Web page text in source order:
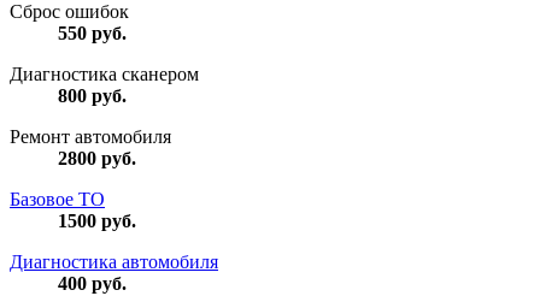
Сброс ошибок
550 руб.
Диагностика сканером
800 руб.
Ремонт автомобиля
2800 руб.
Базовое ТО
1500 руб.
Диагностика автомобиля
400 руб.